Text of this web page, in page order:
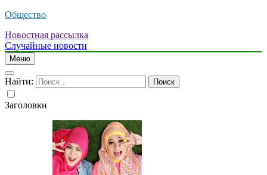
Общество
Новостная рассылка
Случайные новости
Меню
Найти:
Заголовки